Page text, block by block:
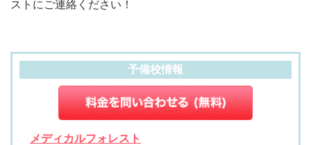
ストにご連絡ください！
予備校情報
メディカルフォレスト